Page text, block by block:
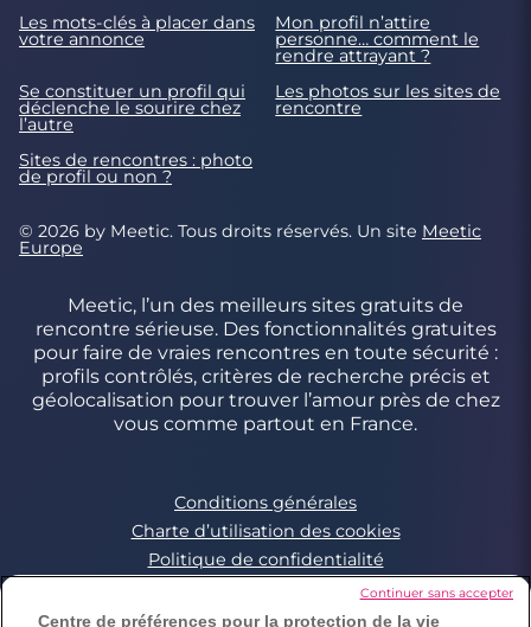
Les mots-clés à placer dans
votre annonce
Mon profil n’attire
personne… comment le
rendre attrayant ?
Se constituer un profil qui
déclenche le sourire chez
l’autre
Les photos sur les sites de
rencontre
Sites de rencontres : photo
de profil ou non ?
© 2026 by Meetic. Tous droits réservés. Un site Meetic
Europe
Meetic, l’un des meilleurs sites gratuits de
rencontre sérieuse. Des fonctionnalités gratuites
pour faire de vraies rencontres en toute sécurité :
profils contrôlés, critères de recherche précis et
géolocalisation pour trouver l’amour près de chez
vous comme partout en France.
Conditions générales
Charte d’utilisation des cookies
Politique de confidentialité
Conditions Générales applicables aux Events
Signaler un contenu illégal
Centre de préférences pour la protection de la vie
Continuer sans accepter